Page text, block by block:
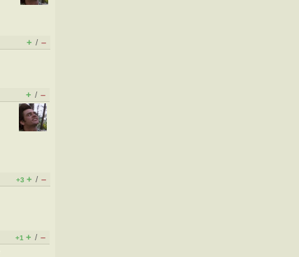
+ / –
+ / –
+3 + / –
+1 + / –